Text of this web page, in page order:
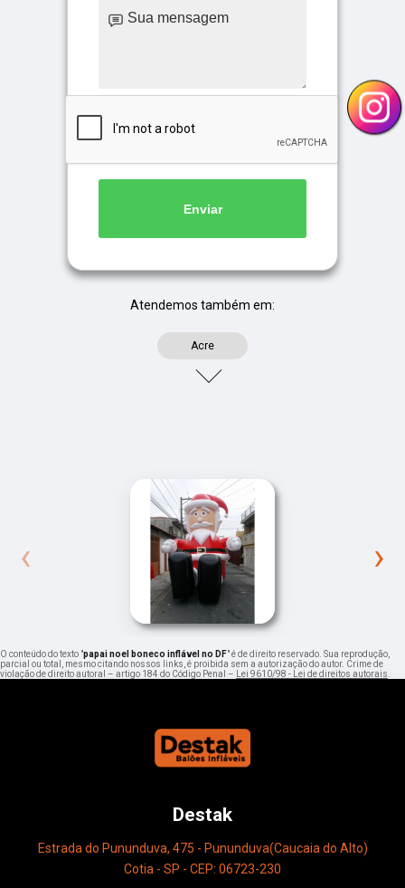
Enviar
Atendemos também em:
Acre
‹ ›
O conteúdo do texto "papai noel boneco inflável no DF" é de direito reservado. Sua reprodução,
parcial ou total, mesmo citando nossos links, é proibida sem a autorização do autor. Crime de
violação de direito autoral – artigo 184 do Código Penal –
Lei 9610/98 - Lei de direitos autorais
Destak
Estrada do Pununduva, 475 - Pununduva(Caucaia do Alto)
Cotia - SP - CEP: 06723-230